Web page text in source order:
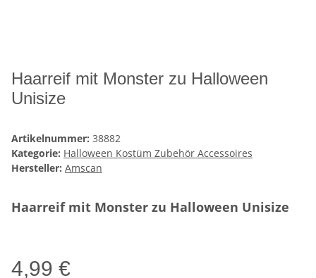
Haarreif mit Monster zu Halloween
Unisize
Artikelnummer: 38882
Kategorie: Halloween Kostüm Zubehör Accessoires
Hersteller: Amscan
Haarreif mit Monster zu Halloween Unisize
4,99 €